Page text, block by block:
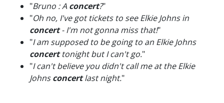
"Bruno : A concert?"
"Oh no, I've got tickets to see Elkie Johns in
concert- I'm not gonna miss that!"
"I am supposed to be going to an Elkie Johns
concerttonight but I can't go."
"I can't believe you didn't call me at the Elkie
Johnsconcertlast night."